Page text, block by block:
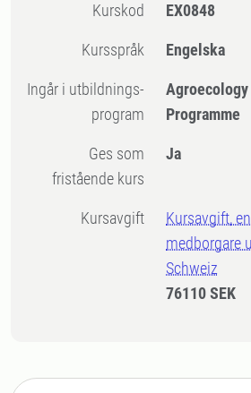
Kurskod EX0848
Kursspråk Engelska
Ingår i utbildnings-
program
Programme
Ges som
fristående kurs
Ja
Kursavgift
Kursavgift,
medborgare
Schweiz
76110 SEK